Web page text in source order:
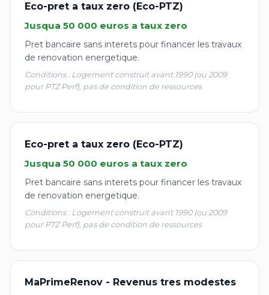
Eco-pret a taux zero (Eco-PTZ)
Jusqua 50 000 euros a taux zero
Pret bancaire sans interets pour financer les travaux
de renovation energetique.
Conditions : Logement construit avant 1990 (ou 2009
pour PTZ Perf), pas de condition de ressources
Eco-pret a taux zero (Eco-PTZ)
Jusqua 50 000 euros a taux zero
Pret bancaire sans interets pour financer les travaux
de renovation energetique.
Conditions : Logement construit avant 1990 (ou 2009
pour PTZ Perf), pas de condition de ressources
MaPrimeRenov - Revenus tres modestes